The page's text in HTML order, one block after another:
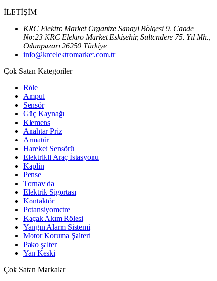
İLETİŞİM
KRC Elektro Market Organize Sanayi Bölgesi 9. Cadde
No:23 KRC Elektro Market Eskişehir, Sultandere 75. Yıl Mh.,
Odunpazarı 26250 Türkiye
info@krcelektromarket.com.tr
Çok Satan Kategoriler
Röle
Ampul
Sensör
Güç Kaynağı
Klemens
Anahtar Priz
Armatür
Hareket Sensörü
Elektrikli Araç İstasyonu
Kaplin
Pense
Tornavida
Elektrik Sigortası
Kontaktör
Potansiyometre
Kaçak Akım Rölesi
Yangın Alarm Sistemi
Motor Koruma Şalteri
Pako şalter
Yan Keski
Çok Satan Markalar